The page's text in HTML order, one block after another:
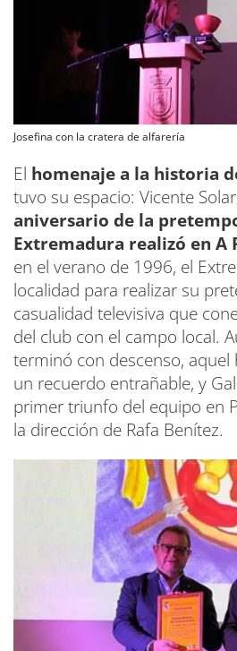
Josefina con la cratera de alfarería
El homenaje a la historia
tuvo su espacio: Vicente
aniversario de la
Extremadura realizó en A
en el verano de 1996, el
localidad para realizar su
casualidad televisiva que
del club con el campo local.
terminó con descenso,
un recuerdo entrañable, y
primer triunfo del equipo en
la dirección de Rafa Benítez.